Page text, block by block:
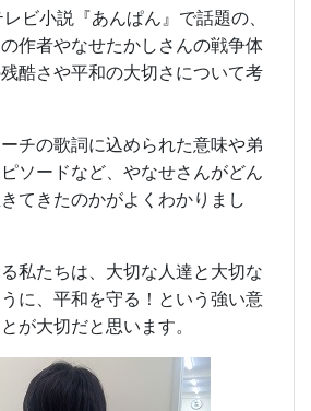
ビ小説『あんぱん』で話題の、
の作者やなせたかしさんの戦争体
酷さや平和の大切さについて考
チの歌詞に込められた意味や弟
ソードなど、やなせさんがどん
てきたのかがよくわかりまし
私たちは、大切な人達と大切な
に、平和を守る！という強い意
が大切だと思います。